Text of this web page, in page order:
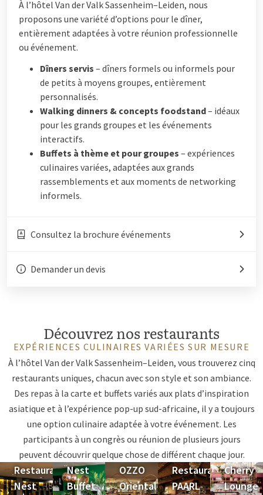
À l’hôtel Van der Valk Sassenheim–Leiden, nous
proposons une variété d’options pour le dîner,
entièrement adaptées à votre réunion professionnelle
ou événement.
Dîners servis – dîners formels ou informels pour
de petits à moyens groupes, entièrement
personnalisés.
Walking dinners & concepts foodstand– idéaux
pour les grands groupes et les événements
interactifs.
Buffets à thème et pour groupes – expériences
culinaires variées, adaptées aux grands
rassemblements et aux moments de networking
informels.
Consultez la brochure événements
Demander un devis
Découvrez nos restaurants
EXPÉRIENCES CULINAIRES VARIÉES SUR MESURE
À l’hôtel Van der Valk Sassenheim–Leiden, vous trouverez cinq
restaurants uniques, chacun avec son style et son ambiance.
Des repas à la carte et buffets variés aux plats d’inspiration
asiatique et à l’expérience pop-up sud-africaine, il y a toujours
une option culinaire adaptée à votre événement. Les
participants à un congrès ou réunion de plusieurs jours
peuvent découvrir quelque chose de différent chaque jour.
Restaurant
Nest
Nest
Buffet
OZZO
Oriental
Restaurant
PAARL
Cherry
Lounge